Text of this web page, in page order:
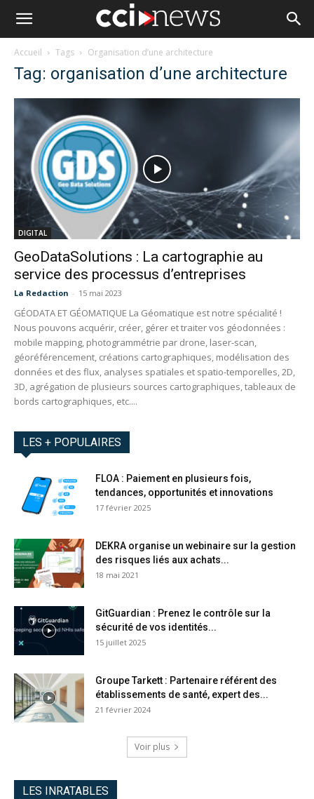
Accueil Tags Organisation d’une architecture
Tag: organisation d’une architecture
DIGITAL
GeoDataSolutions : La cartographie au
service des processus d’entreprises
La Redaction - 15 mai 2023
GÉODATA ET GÉOMATIQUE La Géomatique est notre spécialité !
Nous pouvons acquérir, créer, gérer et traiter vos géodonnées :
mobile mapping, photogrammétrie par drone, laser-scan,
géoréférencement, créations cartographiques, modélisation des
données et des flux, analyses spatiales et spatio-temporelles, 2D,
3D, agrégation de plusieurs sources cartographiques, tableaux de
bords cartographiques, etc....
LES + POPULAIRES
FLOA : Paiement en plusieurs fois,
tendances, opportunités et innovations
17 février 2025
DEKRA organise un webinaire sur la gestion
des risques liés aux achats...
18 mai 2021
GitGuardian : Prenez le contrôle sur la
sécurité de vos identités...
15 juillet 2025
Groupe Tarkett : Partenaire référent des
établissements de santé, expert des...
21 février 2024
Voir plus
LES INRATABLES